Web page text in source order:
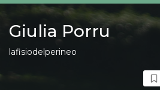
Giulia Porru
lafisiodelperineo